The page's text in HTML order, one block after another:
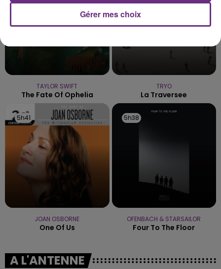
TAYLOR SWIFT
The Fate Of Ophelia
TRYO
La Traversee
5h41
5h41
JOAN OSBORNE
One Of Us
5h38
5h38
OFENBACH & STARSAILOR
Four To The Floor
A L'ANTENNE
Gérer mes choix